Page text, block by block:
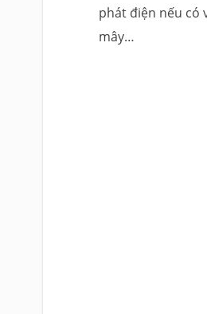
phát điện nếu có
mây…